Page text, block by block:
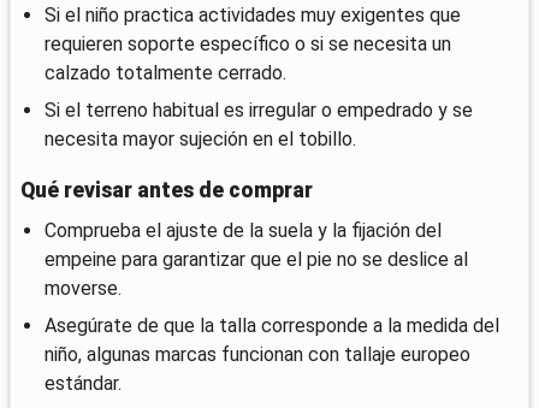
Si el niño practica actividades muy exigentes que
requieren soporte específico o si se necesita un
calzado totalmente cerrado.
Si el terreno habitual es irregular o empedrado y se
necesita mayor sujeción en el tobillo.
Qué revisar antes de comprar
Comprueba el ajuste de la suela y la fijación del
empeine para garantizar que el pie no se deslice al
moverse.
Asegúrate de que la talla corresponde a la medida del
niño, algunas marcas funcionan con tallaje europeo
estándar.